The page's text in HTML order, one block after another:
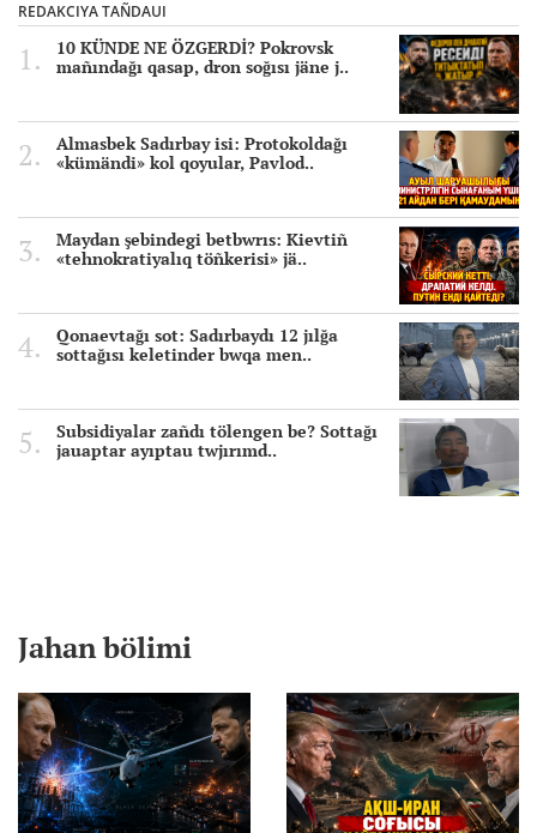
REDAKCIYA TAÑDAUI
10 KÜNDE NE ÖZGERDİ? Pokrovsk
mañındağı qasap, dron soğısı jäne j..
Almasbek Sadırbay isi: Protokoldağı
«kümändi» kol qoyular, Pavlod..
Maydan şebindegi betbwrıs: Kievtiñ
«tehnokratiyalıq töñkerisi» jä..
Qonaevtağı sot: Sadırbaydı 12 jılğa
sottağısı keletinder bwqa men..
Subsidiyalar zañdı tölengen be? Sottağı
jauaptar ayıptau twjırımd..
Jahan bölimi